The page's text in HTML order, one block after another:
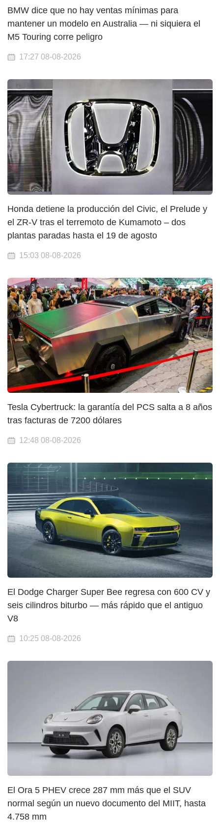
BMW dice que no hay ventas mínimas para
mantener un modelo en Australia — ni siquiera el
M5 Touring corre peligro
17:27 08-08-2026
Honda detiene la producción del Civic, el Prelude y
el ZR-V tras el terremoto de Kumamoto – dos
plantas paradas hasta el 19 de agosto
15:03 08-08-2026
Tesla Cybertruck: la garantía del PCS salta a 8 años
tras facturas de 7200 dólares
12:48 08-08-2026
El Dodge Charger Super Bee regresa con 600 CV y
seis cilindros biturbo — más rápido que el antiguo
V8
10:25 08-08-2026
El Ora 5 PHEV crece 287 mm más que el SUV
normal según un nuevo documento del MIIT, hasta
4.758 mm